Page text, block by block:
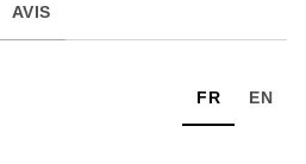
AVIS
FR EN